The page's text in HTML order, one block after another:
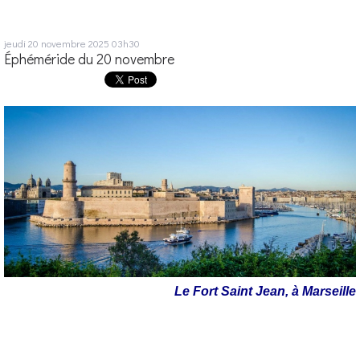
jeudi 20 novembre 2025 03h30
Éphéméride du 20 novembre
Le Fort Saint Jean, à Marseille